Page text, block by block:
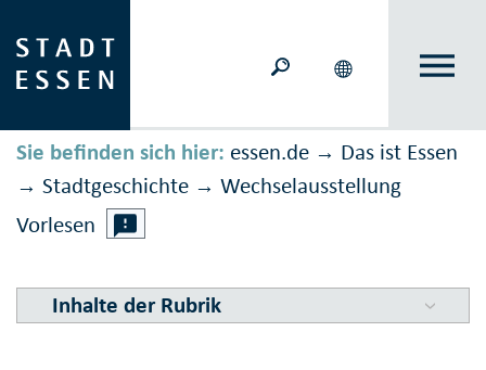
Sie befinden sich hier: essen.de → Das ist Essen
→ Stadtgeschichte → Wechselausstellung
Vorlesen
Inhalte der Rubrik